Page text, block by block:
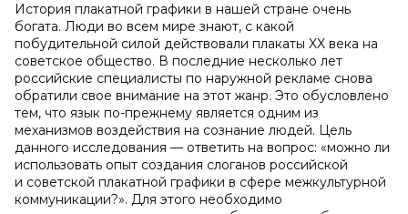
История плакатной графики в нашей стране очень
богата. Люди во всем мире знают, с какой
побудительной силой действовали плакаты XX века на
советское общество. В последние несколько лет
российские специалисты по наружной рекламе снова
обратили свое внимание на этот жанр. Это обусловлено
тем, что язык по-прежнему является одним из
механизмов воздействия на сознание людей. Цель
данного исследования — ответить на вопрос: «можно ли
использовать опыт создания слоганов российской
и советской плакатной графики в сфере межкультурной
коммуникации?». Для этого необходимо